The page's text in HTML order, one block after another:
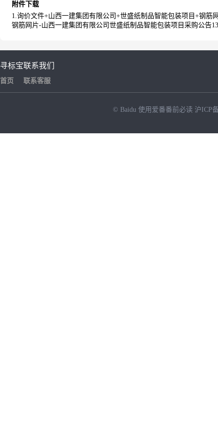
附件下载
1.询价文件+山西一建集团有限公司+世盛纸制品智能包装项目+钢筋
钢筋网片-山西一建集团有限公司世盛纸制品智能包装项目采购公告
寻标宝
首页
联系我们
联系客服
© Baidu 使用爱番番前必读 沪ICP